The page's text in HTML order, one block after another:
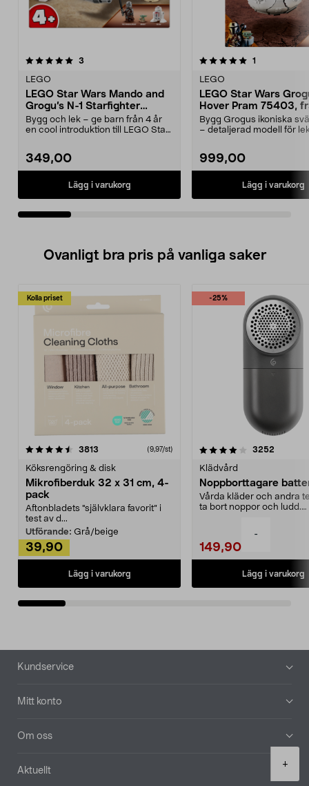
-
+
3
LEGO
LEGO Star Wars Mando and
Grogu’s N-1 Starfighter
75410, från 4 år
Bygg och lek – ge barn från 4 år
en cool introduktion till LEGO Star
349,00
Lägg i varukorg
5.0av 5 stjärnor 1
LEGO
LEGO Star Wars
Hover Pram 75403,
år
Bygg Grogus ikoniska
– detaljerad modell för
999,00
Lägg i varukorg
0.0 av 5 stjärnor
Ovanligt bra pris på vanliga saker
Kolla priset
3813 (9,97/st)
Köksrengöring & disk
Mikrofiberduk 32 x 31 cm, 4-
pack
Aftonbladets "självklara favorit” i
test av d...
Utförande: Grå/beige
39,90
Lägg i varukorg
-25%
4.0av 5 stjärnor 3252
Klädvård
Noppborttagare
Vårda kläder och andra
ta bort noppor och ludd.
149,90
Lägg i varukorg
4.5av 5 stjärnor
Sidfot
Kundservice
Mitt konto
Om oss
Aktuellt